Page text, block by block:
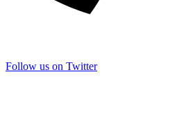
Follow us on Twitter